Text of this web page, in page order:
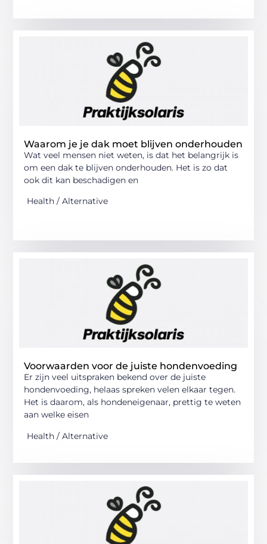
Waarom je je dak moet blijven onderhouden
Wat veel mensen niet weten, is dat het belangrijk is
om een dak te blijven onderhouden. Het is zo dat
ook dit kan beschadigen en
Health / Alternative
Voorwaarden voor de juiste hondenvoeding
Er zijn veel uitspraken bekend over de juiste
hondenvoeding, helaas spreken velen elkaar tegen.
Het is daarom, als hondeneigenaar, prettig te weten
aan welke eisen
Health / Alternative